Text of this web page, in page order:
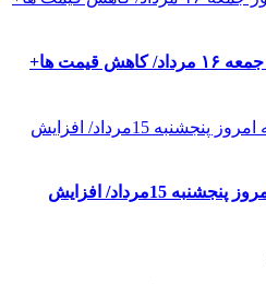
قیمت طلا و سکه امروز جمعه ۱۶ مرداد/ کاهش قیمت ها+
قیمت طلا، دلار و سکه امروز پنجشنبه 15مرداد/ افزایش